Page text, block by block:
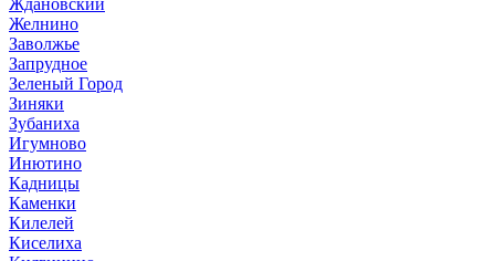
Желнино
Заволжье
Запрудное
Зеленый Город
Зиняки
Зубаниха
Игумново
Инютино
Кадницы
Каменки
Килелей
Киселиха